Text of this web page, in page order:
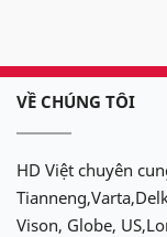
VỀ CHÚNG TÔI
HD Việt chuyên
Vison, Globe,